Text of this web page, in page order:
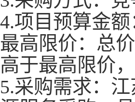
4.项目预算金额
最高限价： 总价
高于最高限价
5.采购需求：